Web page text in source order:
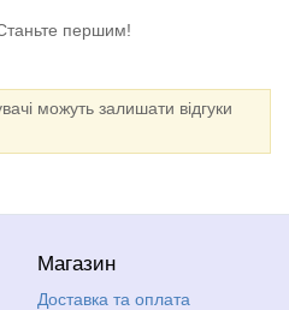
першим!
можуть залишати відгуки
Магазин
Доставка та оплата